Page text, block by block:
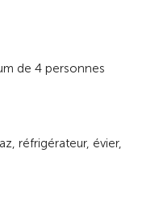
de 4 personnes
réfrigérateur, évier,